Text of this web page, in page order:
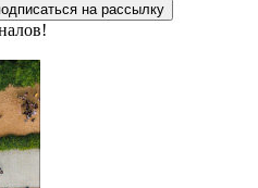
на рассылку